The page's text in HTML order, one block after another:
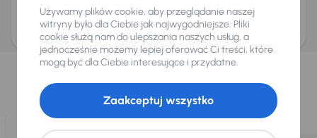
ani zagwarantowaną dostępnością pojazdu. AURES Holdings a.s., z siedzibą
Dopraváků 874/15, Čimice, 184 00 Praga 8, będzie przechowywać i przetwarzać
Twoje dane osobowe zgodnie z zasadami ochrony i przetwarzaniadanych
osobowych
Wybraliśmy dla Ciebie
Wybieramy dla Ciebienajlepsze pojazdyz naszej oferty. Kupimy
dla Ciebiedo 400 pojazdówkażdego dnia.
Używamy plików cookie, aby przeglądanie naszej
witryny było dla Ciebie jak najwygodniejsze. Pliki
cookie służą nam do ulepszania naszych usług, a
jednocześnie możemy lepiej oferować Ci treści, które
mogą być dla Ciebie interesujące i przydatne.
Zaakceptuj wszystko